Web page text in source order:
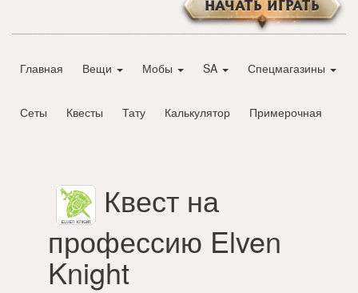
НАЧАТЬ ИГРАТЬ
Главная Вещи Мобы SA Спецмагазины
Сеты Квесты Тату Калькулятор Примерочная
Квест на
профессию Elven
Knight